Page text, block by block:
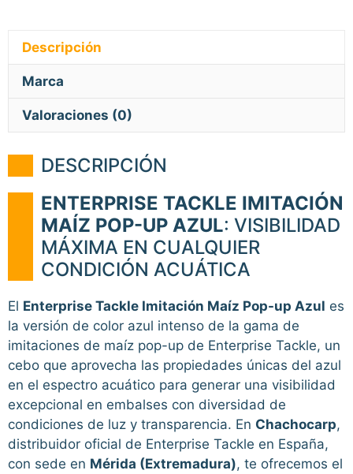
Descripción
Marca
Valoraciones (0)
DESCRIPCIÓN
ENTERPRISE TACKLE IMITACIÓN
MAÍZ POP-UP AZUL: VISIBILIDAD
MÁXIMA EN CUALQUIER
CONDICIÓN ACUÁTICA
El Enterprise Tackle Imitación Maíz Pop-up Azul es
la versión de color azul intenso de la gama de
imitaciones de maíz pop-up de Enterprise Tackle, un
cebo que aprovecha las propiedades únicas del azul
en el espectro acuático para generar una visibilidad
excepcional en embalses con diversidad de
condiciones de luz y transparencia. En Chachocarp,
distribuidor oficial de Enterprise Tackle en España,
con sede en Mérida (Extremadura), te ofrecemos el